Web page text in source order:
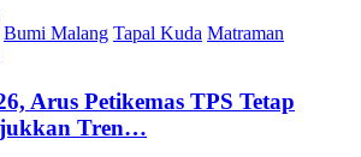
Bumi Malang Tapal Kuda Matraman
Arus Petikemas TPS Tetap
Tren…